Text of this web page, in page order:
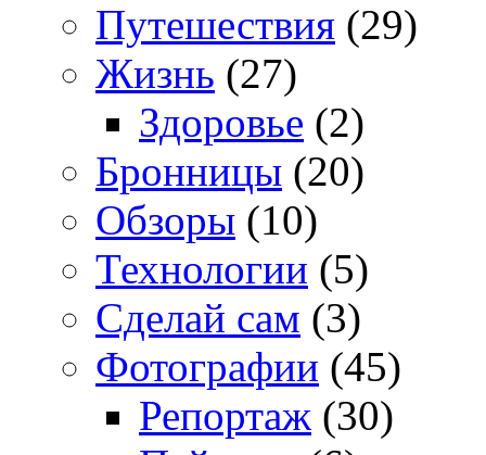
Путешествия (29)
Жизнь (27)
Здоровье (2)
Бронницы (20)
Обзоры (10)
Технологии (5)
Сделай сам (3)
Фотографии (45)
Репортаж (30)